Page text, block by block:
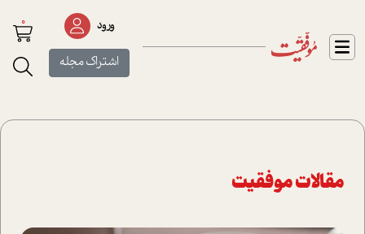
ورود
اشتراک مجله
0
مقالات موفقیت